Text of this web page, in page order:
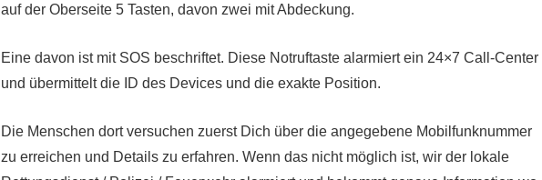
auf der Oberseite 5 Tasten, davon zwei mit Abdeckung.
Eine davon ist mit SOS beschriftet. Diese Notruftaste alarmiert ein 24×7 Call-Center
und übermittelt die ID des Devices und die exakte Position.
Die Menschen dort versuchen zuerst Dich über die angegebene Mobilfunknummer
zu erreichen und Details zu erfahren. Wenn das nicht möglich ist, wir der lokale